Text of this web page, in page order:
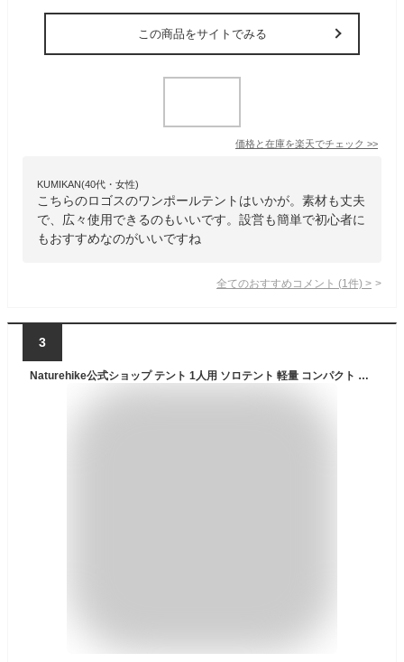
この商品をサイトでみる
価格と在庫を楽天でチェック >>
KUMIKAN(40代・女性)
こちらのロゴスのワンポールテントはいかが。素材も丈夫
で、広々使用できるのもいいです。設営も簡単で初心者に
もおすすめなのがいいですね
全てのおすすめコメント (1 件) >
3
Naturehike公式ショップ テント 1人用 ソロテント 軽量 コンパクト 前室付き キャンプ 自立式 耐水圧3000㎜ 2重層 登山 テント サイクリング ツーリング 自転車旅行 超軽量 キャンピング 3シーズン